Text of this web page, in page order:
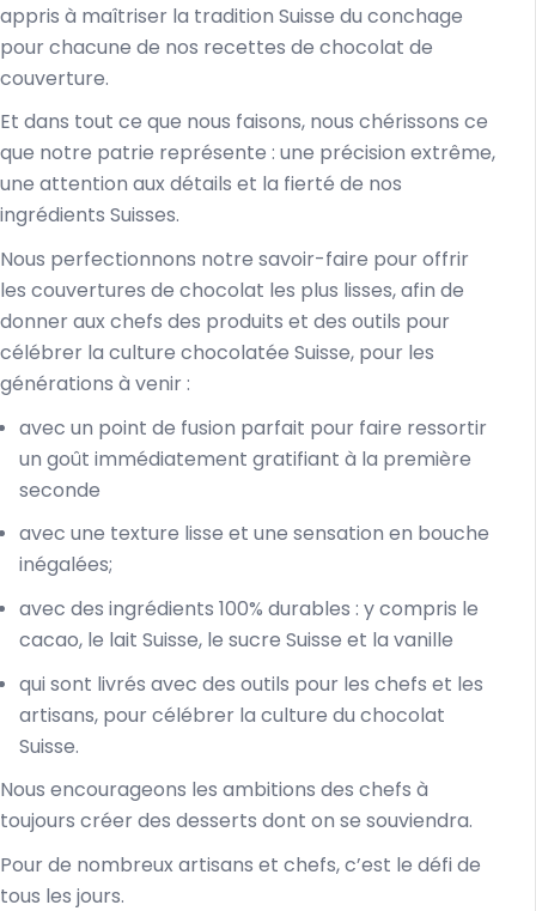
appris à maîtriser la tradition Suisse du conchage
pour chacune de nos recettes de chocolat de
couverture.
Et dans tout ce que nous faisons, nous chérissons ce
que notre patrie représente : une précision extrême,
une attention aux détails et la fierté de nos
ingrédients Suisses.
Nous perfectionnons notre savoir-faire pour offrir
les couvertures de chocolat les plus lisses, afin de
donner aux chefs des produits et des outils pour
célébrer la culture chocolatée Suisse, pour les
générations à venir :
avec un point de fusion parfait pour faire ressortir
un goût immédiatement gratifiant à la première
seconde
avec une texture lisse et une sensation en bouche
inégalées;
avec des ingrédients 100% durables : y compris le
cacao, le lait Suisse, le sucre Suisse et la vanille
qui sont livrés avec des outils pour les chefs et les
artisans, pour célébrer la culture du chocolat
Suisse.
Nous encourageons les ambitions des chefs à
toujours créer des desserts dont on se souviendra.
Pour de nombreux artisans et chefs, c’est le défi de
tous les jours.